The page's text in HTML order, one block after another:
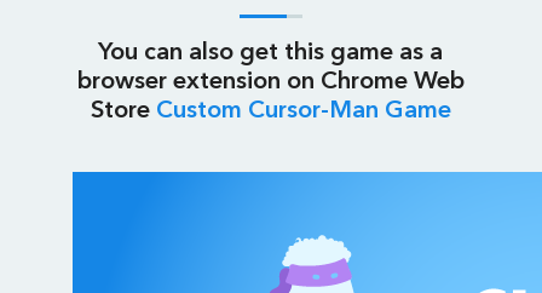
You can also get this game as a
browser extension on Chrome Web
Store Custom Cursor-Man Game